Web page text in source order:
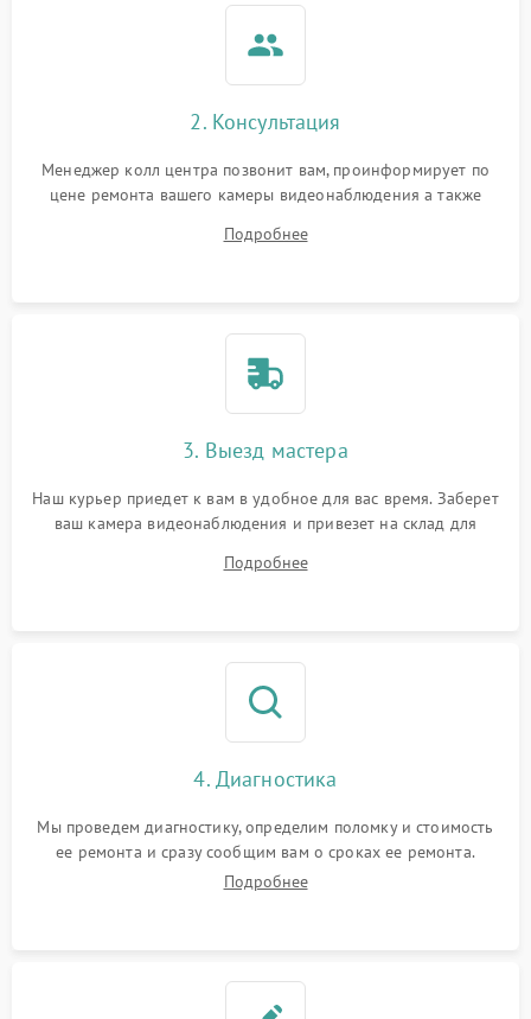
2. Консультация
Менеджер колл центра позвонит вам, проинформирует по
цене ремонта вашего камеры видеонаблюдения а также
Подробнее
3. Выезд мастера
Наш курьер приедет к вам в удобное для вас время. Заберет
ваш камера видеонаблюдения и привезет на склад для
Подробнее
4. Диагностика
Мы проведем диагностику, определим поломку и стоимость
ее ремонта и сразу сообщим вам о сроках ее ремонта.
Подробнее